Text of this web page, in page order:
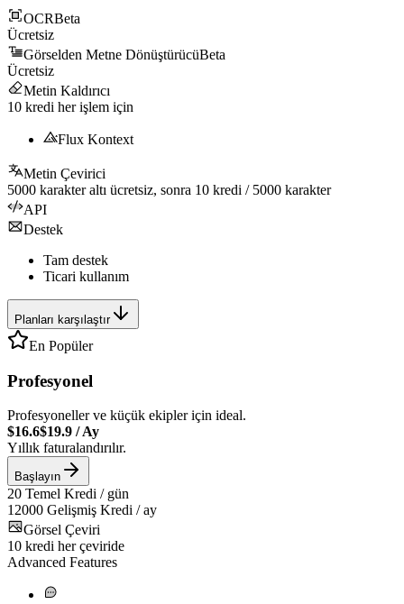
OCRBeta
Ücretsiz
Görselden Metne DönüştürücüBeta
Ücretsiz
Metin Kaldırıcı
10 kredi her işlem için
Flux Kontext
Metin Çevirici
5000 karakter altı ücretsiz, sonra 10 kredi / 5000 karakter
API
Destek
Tam destek
Ticari kullanım
Planları karşılaştır
En Popüler
Profesyonel
Profesyoneller ve küçük ekipler için ideal.
$16.6$19.9 /Ay
Yıllık faturalandırılır.
Başlayın
20 Temel Kredi / gün
12000 Gelişmiş Kredi / ay
Görsel Çeviri
10 kredi her çeviride
Advanced Features